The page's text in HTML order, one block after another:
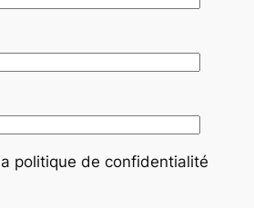
politique de confidentialité